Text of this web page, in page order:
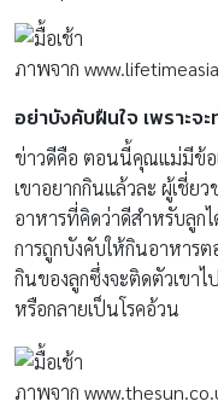
ภาพจาก
อย่าบังคับฝืนใจ เพราะ
ข่าวดีคือ ตอนนี้คุณแม่มีข้
เขาอยากกินแล้วละ ผู้เชี่ย
อาหารที่คิดว่าดีสำหรับลูก
การถูกบังคับให้กินอาหาร
กินของลูกซึ่งจะติดตัวเขา
หรือกลายเป็นโรคอ้วน
ภาพจาก